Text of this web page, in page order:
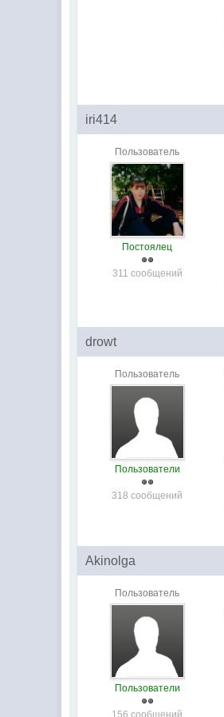
iri414
Пользователь
Постоялец
311 сообщений
drowt
Пользователь
Пользователи
318 сообщений
Akinolga
Пользователь
Пользователи